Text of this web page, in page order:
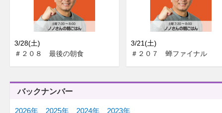
3/28(土)
＃２０８ 最後の朝食
3/21(土)
＃２０７ 蝉ファイナル
バックナンバー
2026年 2025年 2024年 2023年